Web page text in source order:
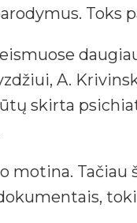
Toks
A.
skirta